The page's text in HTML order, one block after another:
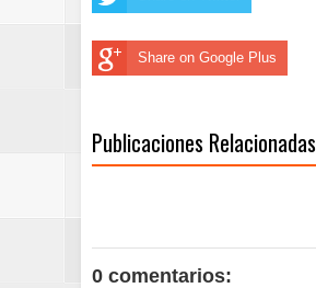
Share on Google Plus
Publicaciones Relacionadas
0 comentarios: